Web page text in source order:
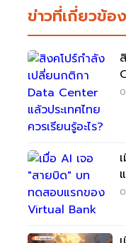
ข่าวที่เกี่ยวข้อง